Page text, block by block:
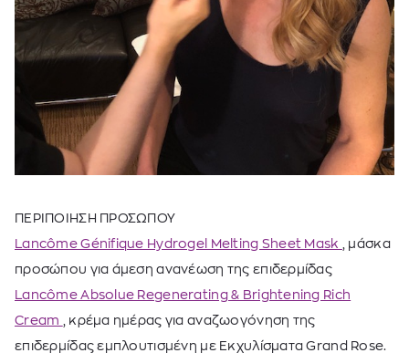
ΠΕΡΙΠΟΙΗΣΗ ΠΡΟΣΩΠΟΥ
Lancôme Génifique Hydrogel Melting Sheet Mask
, μάσκα
προσώπου για άμεση ανανέωση της επιδερμίδας
Lancôme Absolue Regenerating & Brightening Rich
Cream
, κρέμα ημέρας για αναζωογόνηση της
επιδερμίδαςεμπλουτισμένη με Εκχυλίσματα Grand Rose.